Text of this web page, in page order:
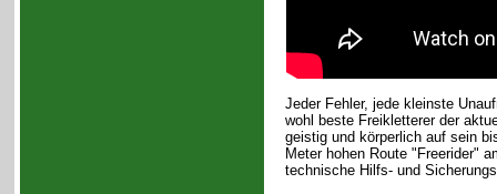
Jeder Fehler, jede kleinste
wohl beste Freikletterer der
geistig und körperlich auf sein
Meter hohen Route "Freerider"
technische Hilfs- und